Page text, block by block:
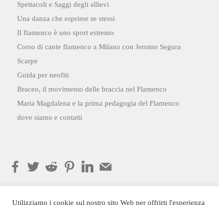
Spettacoli e Saggi degli allievi
Una danza che esprime se stessi
Il flamenco è uno sport estremo
Corso di cante flamenco a Milano con Jeromo Segura
Scarpe
Guida per neofiti
Braceo, il movimento delle braccia nel Flamenco
Maria Magdalena e la prima pedagogia del Flamenco
dove siamo e contatti
Utilizziamo i cookie sul nostro sito Web per offrirti l'esperienza